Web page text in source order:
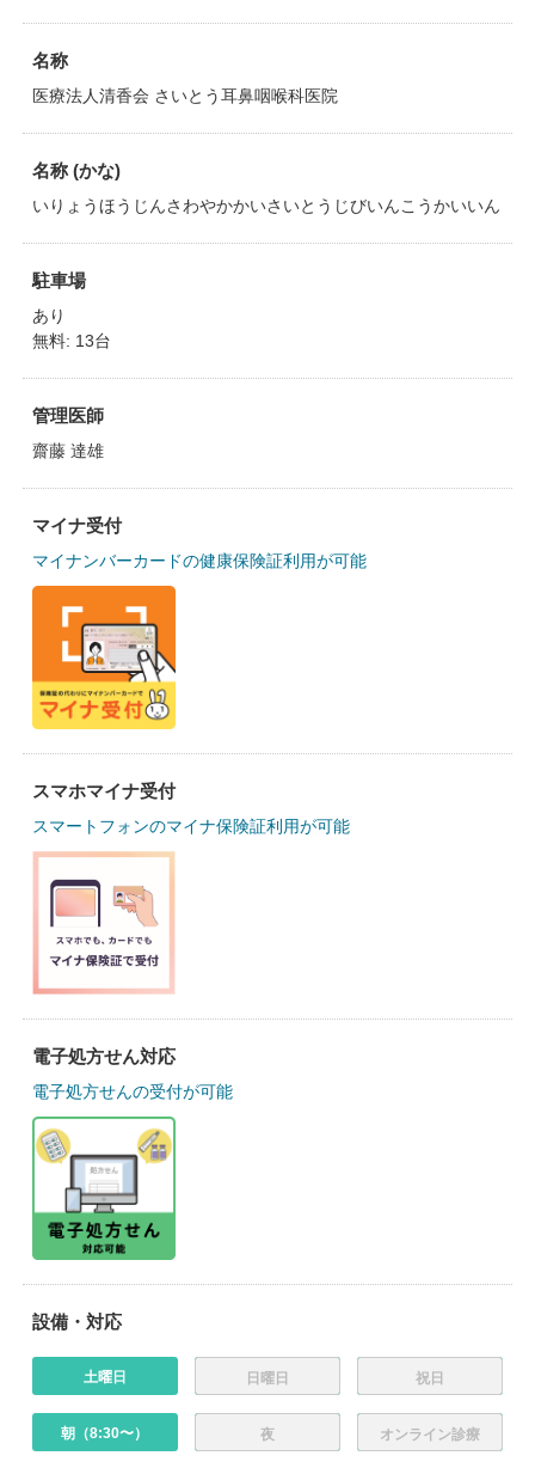
名称
医療法人清香会 さいとう耳鼻咽喉科医院
名称 (かな)
いりょうほうじんさわやかかいさいとうじびいんこうかいいん
駐車場
あり
無料: 13台
管理医師
齋藤 達雄
マイナ受付
マイナンバーカードの健康保険証利用が可能
スマホマイナ受付
スマートフォンのマイナ保険証利用が可能
電子処方せん対応
電子処方せんの受付が可能
設備・対応
土曜日 日曜日 祝日
朝（8:30〜） 夜 オンライン診療